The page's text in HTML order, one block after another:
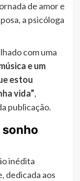
de amor e
a psicóloga
com uma
e um
estou
vida”,
publicação.
inédita
dedicada aos